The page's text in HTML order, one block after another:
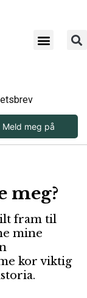
Meld meg på
meg?
fram til
mine
kor viktig